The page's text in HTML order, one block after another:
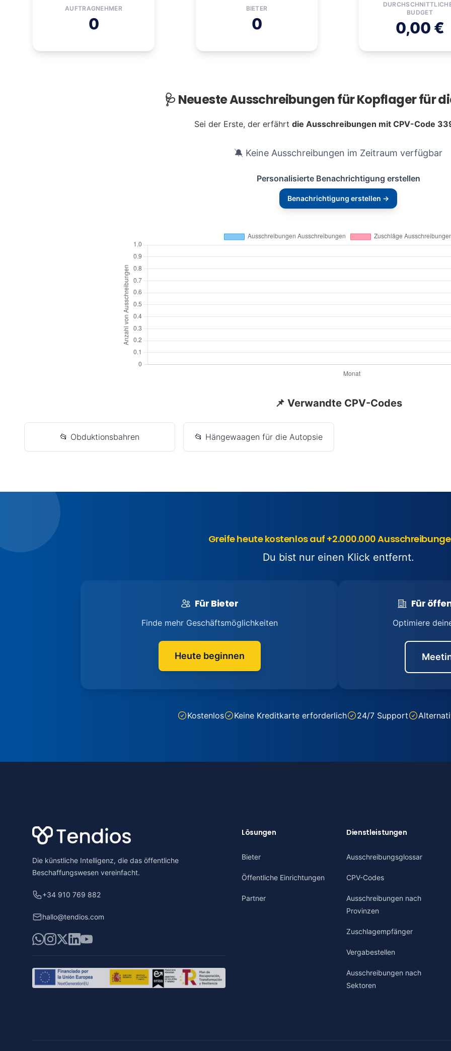
AUFTRAGNEHMER
0
BIETER
0
BUDGET
0,00 €
🩺 Neueste Ausschreibungen für Kopflager für
Sei der Erste, der erfährt die Ausschreibungen mit CPV-Code
🔕 Keine Ausschreibungen im Zeitraum verfügbar
Personalisierte Benachrichtigung erstellen
Benachrichtigung erstellen →
📌 Verwandte CPV-Codes
📂 Obduktionsbahren 📂 Hängewaagen für die Autopsie
Greife heute kostenlos auf +2.000.000
Du bist nur einen Klick entfernt.
Für Bieter
Finde mehr Geschäftsmöglichkeiten
Heute beginnen
Für
Optimiere
Kostenlos Keine Kreditkarte erforderlich 24/7 Support
Die künstliche Intelligenz, die das öffentliche
Beschaffungswesen vereinfacht.
+34 910 769 882
hallo@tendios.com
WhatsApp
Instagram
X LinkedIn
YouTube
Lösungen
Bieter
Öffentliche Einrichtungen
Partner
Dienstleistungen
Ausschreibungsglossar
CPV-Codes
Ausschreibungen nach
Provinzen
Zuschlagempfänger
Vergabestellen
Ausschreibungen nach
Sektoren